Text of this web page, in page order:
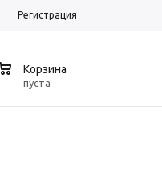
Регистрация
Корзина
пуста